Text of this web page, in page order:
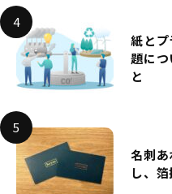
紙と
題につ
と
名刺
し、箔